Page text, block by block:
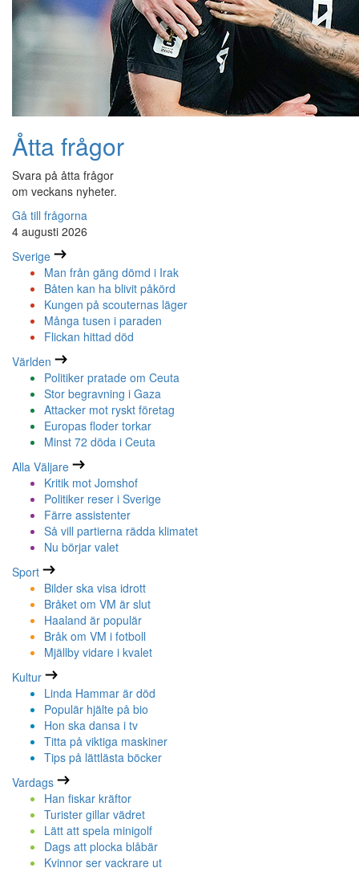
Åtta frågor
Svara på åtta frågor
om veckans nyheter.
Gå till frågorna
4 augusti 2026
Sverige
Man från gäng dömd i Irak
Båten kan ha blivit påkörd
Kungen på scouternas läger
Många tusen i paraden
Flickan hittad död
Världen
Politiker pratade om Ceuta
Stor begravning i Gaza
Attacker mot ryskt företag
Europas floder torkar
Minst 72 döda i Ceuta
Alla Väljare
Kritik mot Jomshof
Politiker reser i Sverige
Färre assistenter
Så vill partierna rädda klimatet
Nu börjar valet
Sport
Bilder ska visa idrott
Bråket om VM är slut
Haaland är populär
Bråk om VM i fotboll
Mjällby vidare i kvalet
Kultur
Linda Hammar är död
Populär hjälte på bio
Hon ska dansa i tv
Titta på viktiga maskiner
Tips på lättlästa böcker
Vardags
Han fiskar kräftor
Turister gillar vädret
Lätt att spela minigolf
Dags att plocka blåbär
Kvinnor ser vackrare ut